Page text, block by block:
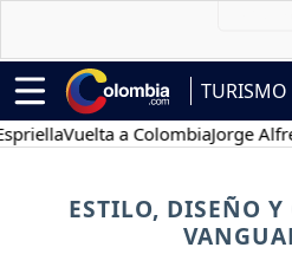
TURISMO
Vuelta a ColombiaJorge
ESTILO, DISEÑO Y